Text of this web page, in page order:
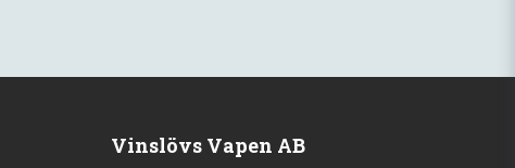
Vinslövs Vapen AB